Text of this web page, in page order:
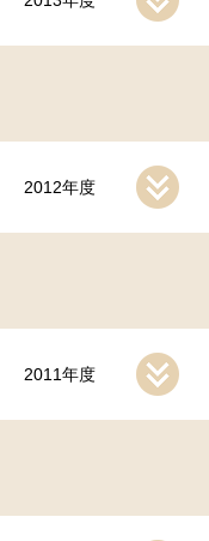
2012年度
2011年度